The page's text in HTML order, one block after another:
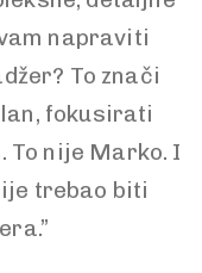
napraviti
To znači
fokusirati
To nije Marko. I
trebao biti